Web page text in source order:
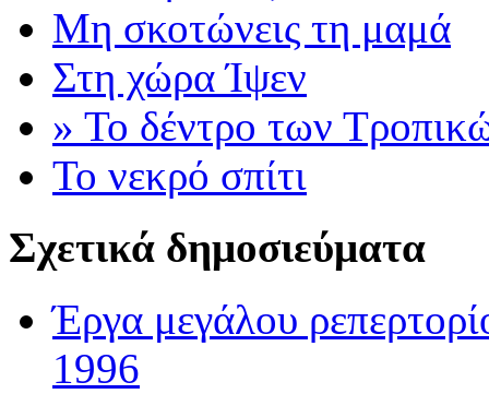
Μη σκοτώνεις τη μαμά
Στη χώρα Ίψεν
» Το δέντρο των
Το νεκρό σπίτι
Σχετικά δημοσιεύματα
Έργα μεγάλου
1996